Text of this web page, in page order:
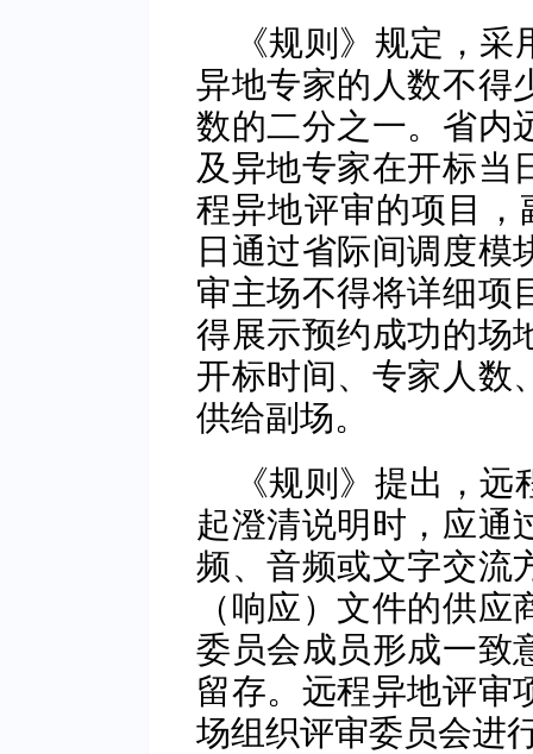
《规则》规定，
异地专家的人数不得
数的二分之一。省内
及异地专家在开标当
程异地评审的项目
日通过省际间调度模
审主场不得将详细项
得展示预约成功的场
开标时间、专家人数
供给副场。
《规则》提出，
起澄清说明时，应通
频、音频或文字交流
（响应）文件的供
委员会成员形成一致
留存。远程异地评审
场组织评审委员会进